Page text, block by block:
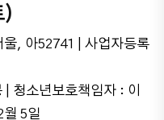
)
, 아52741 | 사업자등록
청소년보호책임자 : 이
5일